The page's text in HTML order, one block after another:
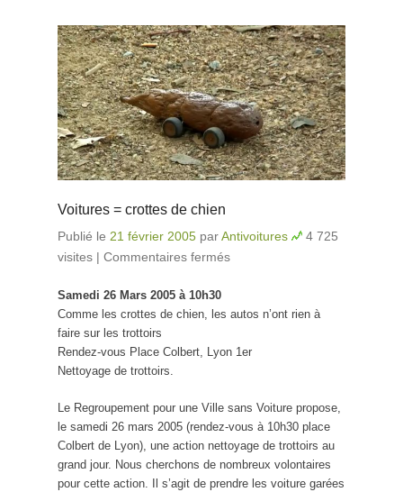
Voitures = crottes de chien
Publié le 21 février 2005 parAntivoitures
4 725
visites | Commentaires fermés
Samedi 26 Mars 2005 à 10h30
Comme les crottes de chien, les autos n’ont rien à
faire sur les trottoirs
Rendez-vous Place Colbert, Lyon 1er
Nettoyage de trottoirs.
Le Regroupement pour une Ville sans Voiture propose,
le samedi 26 mars 2005 (rendez-vous à 10h30 place
Colbert de Lyon), une action nettoyage de trottoirs au
grand jour. Nous cherchons de nombreux volontaires
pour cette action. Il s’agit de prendre les voiture garées